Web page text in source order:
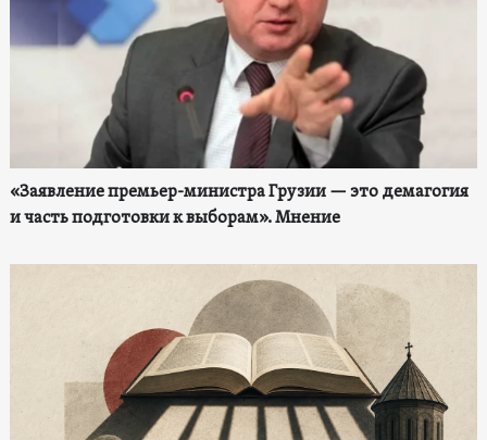
«Заявление премьер-министра Грузии — это демагогия
и часть подготовки к выборам». Мнение